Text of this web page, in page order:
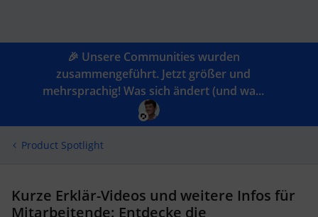
🎉 Unsere Communities wurden
zusammengeführt. Jetzt größer und
mehrsprachig! Was sich ändert (und wa...
Product Spotlight
Kurze Erklär-Videos und weitere Infos für
Mitarbeitende: Entdecke die